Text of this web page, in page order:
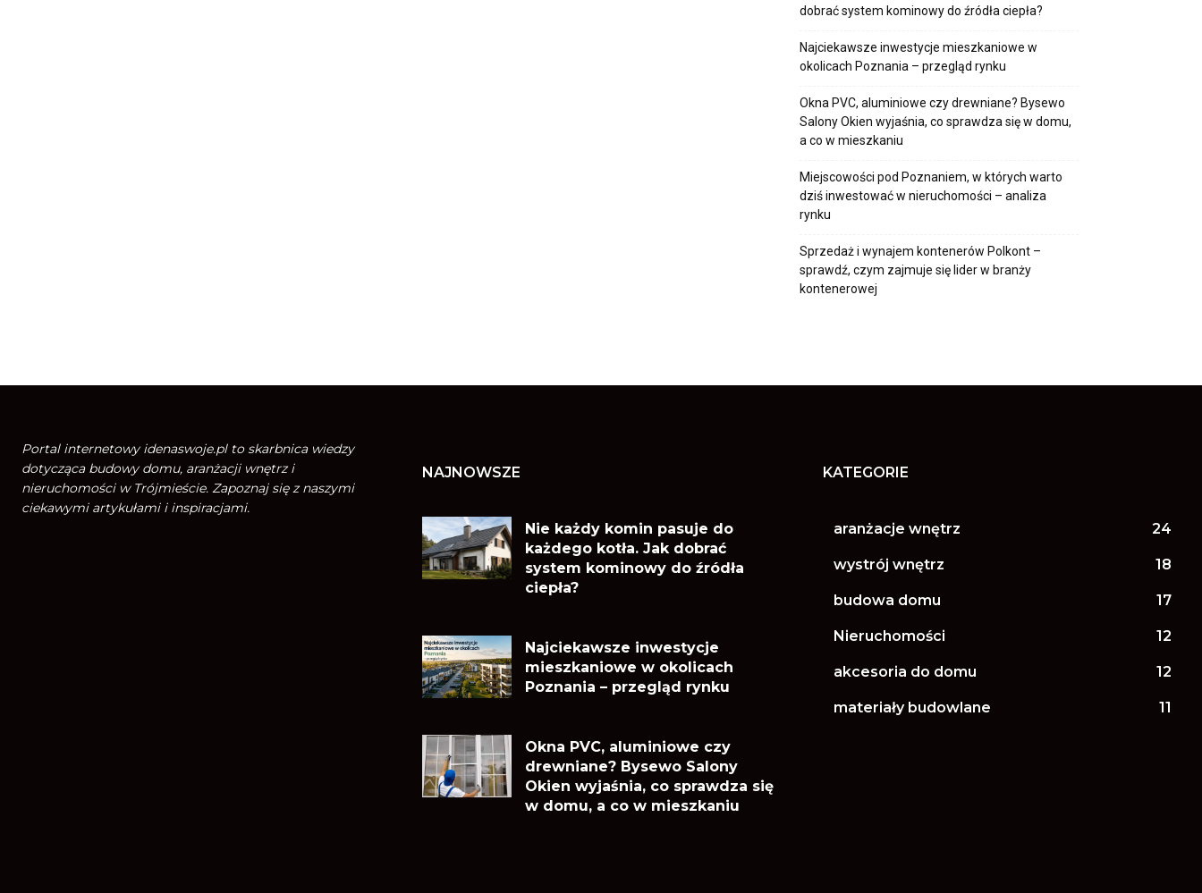
dobrać system kominowy do źródła ciepła?
Najciekawsze inwestycje mieszkaniowe w
okolicach Poznania – przegląd rynku
Okna PVC, aluminiowe czy drewniane? Bysewo
Salony Okien wyjaśnia, co sprawdza się w domu,
a co w mieszkaniu
Miejscowości pod Poznaniem, w których warto
dziś inwestować w nieruchomości – analiza
rynku
Sprzedaż i wynajem kontenerów Polkont –
sprawdź, czym zajmuje się lider w branży
kontenerowej
Portal internetowy idenaswoje.pl to skarbnica wiedzy
dotycząca budowy domu, aranżacji wnętrz i
nieruchomości w Trójmieście. Zapoznaj się z naszymi
ciekawymi artykułami i inspiracjami.
NAJNOWSZE
Nie każdy komin pasuje do
każdego kotła. Jak dobrać
system kominowy do źródła
ciepła?
Najciekawsze inwestycje
mieszkaniowe w okolicach
Poznania – przegląd rynku
Okna PVC, aluminiowe czy
drewniane? Bysewo Salony
Okien wyjaśnia, co sprawdza się
w domu, a co w mieszkaniu
KATEGORIE
aranżacje wnętrz 24
wystrój wnętrz 18
budowa domu 17
Nieruchomości 12
akcesoria do domu 12
materiały budowlane 11